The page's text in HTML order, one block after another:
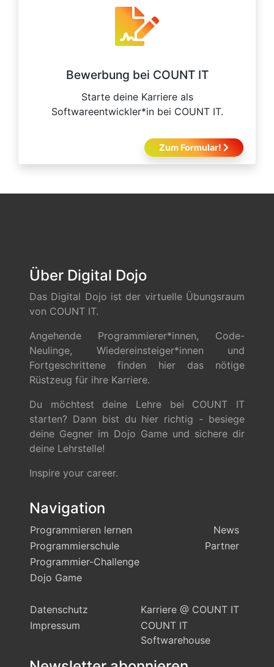
Bewerbung bei COUNT IT
Starte deine Karriere als
Softwareentwickler*in bei COUNT IT.
Zum Formular!
Über Digital Dojo
Das Digital Dojo ist der virtuelle Übungsraum
von COUNT IT.
Angehende Programmierer*innen, Code-
Neulinge, Wiedereinsteiger*innen und
Fortgeschrittene finden hier das nötige
Rüstzeug für ihre Karriere.
Du möchtest deine Lehre bei COUNT IT
starten? Dann bist du hier richtig - besiege
deine Gegner im Dojo Game und sichere dir
deine Lehrstelle!
Inspire your career.
Navigation
Programmieren lernen
News
Programmierschule
Partner
Programmier-Challenge
Dojo Game
Datenschutz
Karriere @ COUNT IT
Impressum
COUNT IT
Softwarehouse